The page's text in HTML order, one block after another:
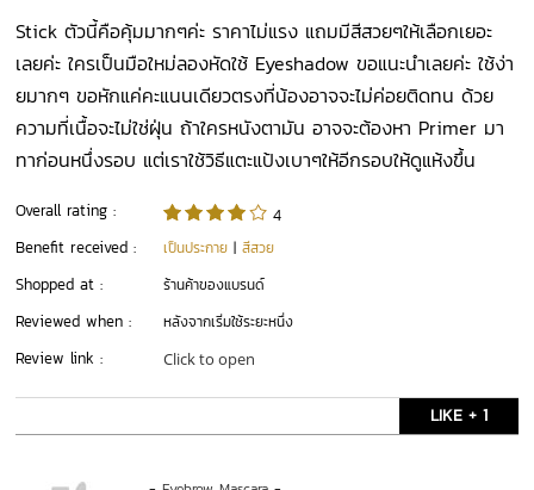
Stick ตัวนี้คือคุ้มมากๆค่ะ ราคาไม่แรง แถมมีสีสวยๆให้เลือกเยอะ
เลยค่ะ ใครเป็นมือใหม่ลองหัดใช้ Eyeshadow ขอแนะนำเลยค่ะ ใช้ง่า
ยมากๆ ขอหักแค่คะแนนเดียวตรงที่น้องอาจจะไม่ค่อยติดทน ด้วย
ความที่เนื้อจะไม่ใช่ฝุ่น ถ้าใครหนังตามัน อาจจะต้องหา Primer มา
ทาก่อนหนึ่งรอบ แต่เราใช้วิธีแตะแป้งเบาๆให้อีกรอบให้ดูแห้งขึ้น
Overall rating :
4
Benefit received :
เป็นประกาย |สีสวย
Shopped at : ร้านค้าของแบรนด์
Reviewed when : หลังจากเริ่มใช้ระยะหนึ่ง
Review link : Click to open
LIKE + 1